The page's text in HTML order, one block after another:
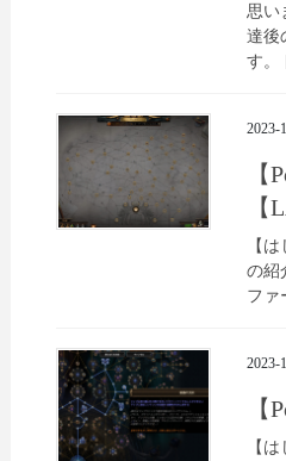
思い
達後
す
2023-
【
【
の紹
ファ
2023-
【